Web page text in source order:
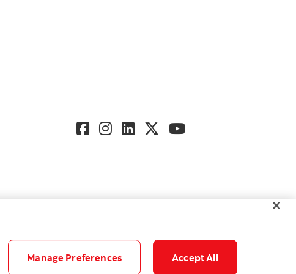
Accessibilité Paramètres des témoins
Manage Preferences Accept All